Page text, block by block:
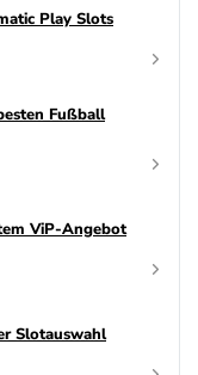
Play Slots
Fußball
ViP-Angebot
Slotauswahl